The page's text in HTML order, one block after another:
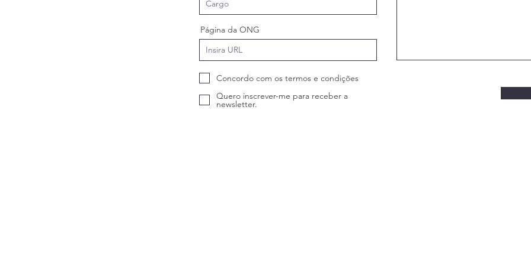
Página da ONG
Concordo com os termos e condições
Quero inscrever-me para receber a
newsletter.